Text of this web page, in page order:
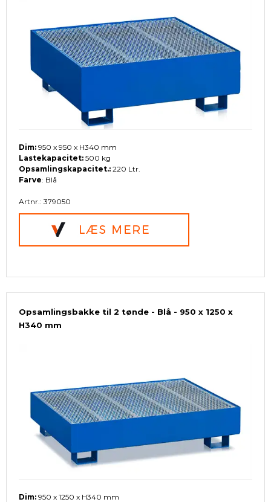
Dim: 950 x 950 x H340 mm
Lastekapacitet: 500 kg
Opsamlingskapacitet.: 220 Ltr.
Farve: Blå
Artnr.: 379050
Opsamlingsbakke til 2 tønde - Blå - 950 x 1250 x
H340 mm
Dim: 950 x 1250 x H340 mm